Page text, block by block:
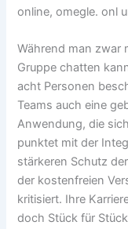
online, omegle. onl
Während man zwar
Gruppe chatten
acht Personen
Teams auch eine
Anwendung, die
punktet mit der
stärkeren Schutz
der kostenfreien
kritisiert. Ihre
doch Stück für